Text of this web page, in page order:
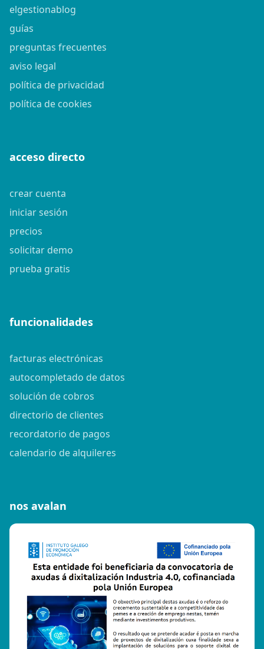
elgestionablog
guías
preguntas frecuentes
aviso legal
política de privacidad
política de cookies
acceso directo
crear cuenta
iniciar sesión
precios
solicitar demo
prueba gratis
funcionalidades
facturas electrónicas
autocompletado de datos
solución de cobros
directorio de clientes
recordatorio de pagos
calendario de alquileres
nos avalan